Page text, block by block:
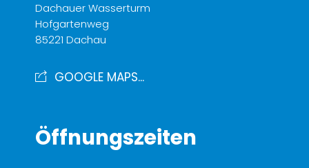
Dachauer Wasserturm
Hofgartenweg
85221 Dachau
GOOGLE MAPS...
Öffnungszeiten